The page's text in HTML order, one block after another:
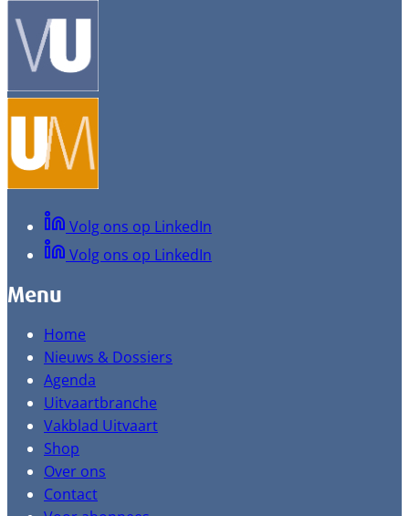
Volg ons op LinkedIn
Volg ons op LinkedIn
Menu
Home
Nieuws & Dossiers
Agenda
Uitvaartbranche
Vakblad Uitvaart
Shop
Over ons
Contact